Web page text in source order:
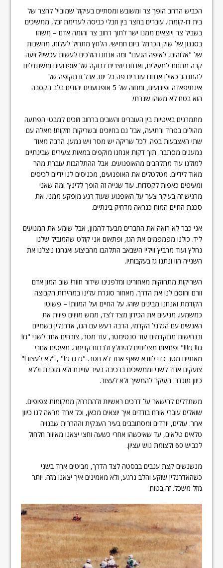
הכביש הרחב הופך צר ומשובש ומסתיים בעיקול שמוביל לחצר של
בית דו-קומתי. עוברים בחצר בין חבלי כביסה לערימת זבל, ממשיכים
בשביל צר ויוצאים ממנו ישר לתוך רחוב צר והומה אדם – משהו
בסגנון של שוק הכרמל ביום חמישי. הלחץ מתחיל לעלות. מחשבות
של "אלוהים, לאיפה הגענו" ומה אנחנו הולכים לעשות עכשיו? זיעה
קרה מתחת למעילים, ואנחנו יוצרים דבוקה של אופנועים ומשתדלים
להתנהג כאילו אנחנו עוברים פה כל יום. אבל זו תקופה של
אינתיפאדה ופיגועים, ומחזה של 5 אופנוענים יהודים בלב הקסבה
הוא בטח לא משהו שגרתי.
מתמרנים באיטיות בין העוברים והשבים ברחוב וזוכים למבטי הפתעה
מהולים בפחד ורתיעה, אבל גם בחיוכים ובשריקות חזקות! מאלה עם
שתי האצבעות בפה. לכל שריקה יש מסר ויש נמען. הרבה מאוד
נמענים מסתבר. תוך דקות אנחנו מוקפים במאות צעירים שבינתיים
למזלנו עוד מתלהבים מהאופנועים. אבל ההתלהבות עוברת מהר
מאוד לידיים. מטלטלים את האופנועים, מכניסים לנו ידיים לכיסים
ומעיפים כאפות לקסדות. עוד שנייה זה הופך ללינץ' ומה שאני
מרגיש זה בעיקר צער על האופנוע שעוד רגע מופקע ממני. את
סכנת החיים המוח כנראה מדחיק בינתיים.
אני כבר לא רואה את החברים מבעד להמון, אבל שומע את המנועים
ליד. כולנו מפמפמים את הגז, ופתאום אני קולט שהמוביל שלנו
נחלץ ועוד מרביץ ווילי! השבאב התלהבו מהביצוע ואנחנו ניצלנו את
השנייה הזו ונתנו גז בעקבותיו.
השריקות מתחזקות מאחורינו ומלפנינו שידור חוזר! שוב המון אדם
זורם וחוסם לנו את הדרך. מאחור סוגרת עלינו במהירות הקבוצה
הקודמת ואנחנו מבינים שזהו. על החיים ועל המוות! – פשוטו
כמשמעו. מניעים את הכידון מצד לצד, ממש מזיזים פיזית את
האנשים עם הגלגל הקדמי, הרבה רעש עם הגז, אדרנלין בשמיים
ובנחישות מתקדמים עוד סנטימטר, עוד מטר, צורחים אחד לשני "גז!
גז!! גז!!!" ופתאום מצליחים להיחלץ ולברוח קדימה. מאיטים אחרי
מאתיים מטר כדי לוודא שאף אחד לא חסר. "גז גז גז!" , "לא לעצור!"
צועקים אחד לשני וממשיכים ברכיבה בעיר עויינת ולא מוכרת וללא
כיוון מוגדר. העיקר להמשיך ולא לעצור.
משתדלים להישאר על דרכים ראשיות ולהתרחק ממקומות צפופים.
שואלים עוברי אורח בודדים איך יוצאים מכאן, וכל אחד מראה לנו כיוון
אחר. עולים, יורדים ומסתובבים בעיר הענקית וההררית שבנויה
טלאים טלאים, עד שאיכשהו אחרי כשעה וחצי יצאנו מאיזור חלחול
לכביש 60 ולצומת גוש עציון.
מנשנשים קצת ענבים בבסטה לצד הדרך, מביטים אחד בשני
כשהאדרנלין שוקע והלב נרגע, ולא מאמינים איך יצאנו מזה. יותר
מזל משכל. זה בטוח.